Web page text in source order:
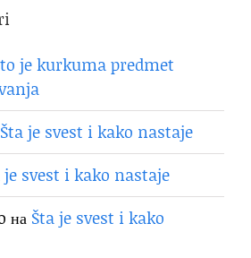
je kurkuma predmet
Šta je svest i kako nastaje
je svest i kako nastaje
на Šta je svest i kako